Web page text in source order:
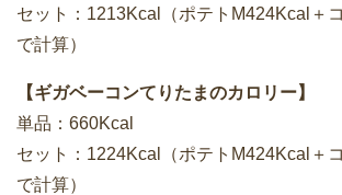
セット：1213Kcal（ポテトM424Kcal＋
で計算）
【ギガベーコンてりたまのカロリー】
単品：660Kcal
セット：1224Kcal（ポテトM424Kcal＋
で計算）